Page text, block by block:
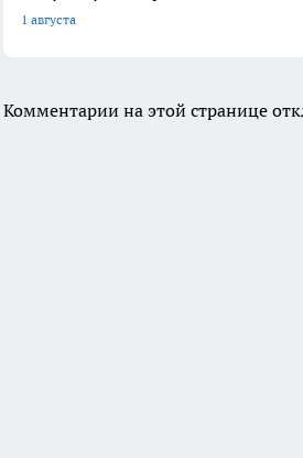
1 августа
Комментарии на этой странице